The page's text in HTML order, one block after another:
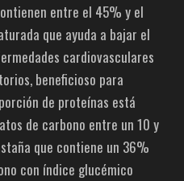
entre el 45% y el
que ayuda a bajar el
cardiovasculares
beneficioso para
de proteínas está
de carbono entre un 10 y
que contiene un 36%
con índice glucémico